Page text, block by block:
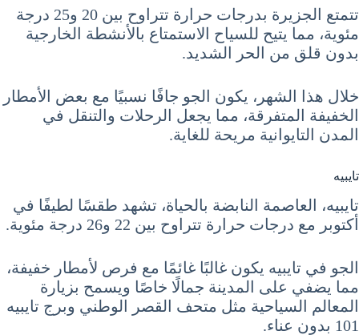
تتمتع الجزيرة بدرجات حرارة تتراوح بين 20 و25 درجة
مئوية، مما يتيح للسياح الاستمتاع بالأنشطة الخارجية
بدون قلق من الحر الشديد.
خلال هذا الشهر، يكون الجو جافًا نسبيًا مع بعض الأمطار
الخفيفة المتفرقة، مما يجعل الرحلات والتنقل في
المدن التايوانية مريحة للغاية.
تايبيه
تايبيه، العاصمة النابضة بالحياة، تشهد طقسًا لطيفًا في
أكتوبر مع درجات حرارة تتراوح بين 22 و26 درجة مئوية.
الجو في تايبيه يكون غالبًا غائمًا مع فرص لأمطار خفيفة،
مما يضفي على المدينة جمالًا خاصًا ويسمح بزيارة
المعالم السياحية مثل متحف القصر الوطني وبرج تايبيه
101 بدون عناء.